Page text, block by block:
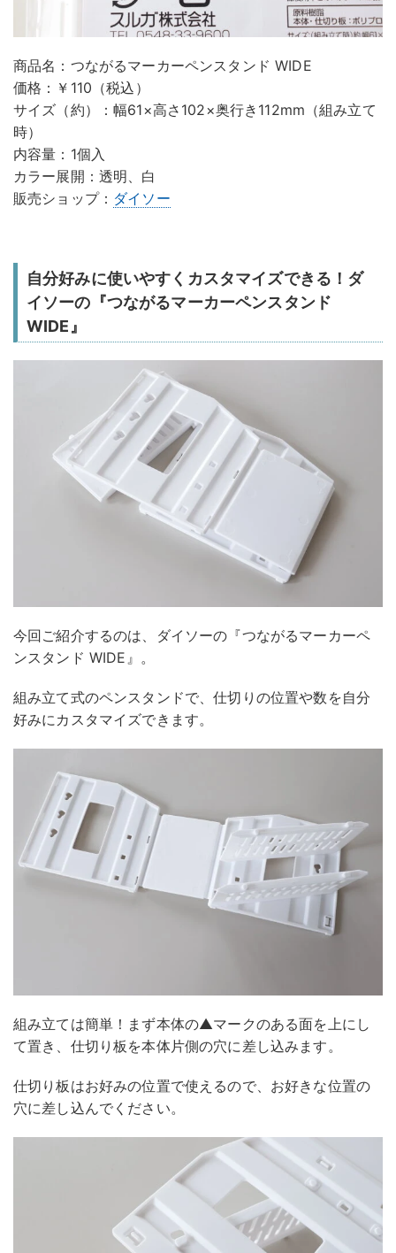
商品名：つながるマーカーペンスタンド WIDE
価格：￥110（税込）
サイズ（約）：幅61×高さ102×奥行き112mm（組み立て
時）
内容量：1個入
カラー展開：透明、白
販売ショップ： ダイソー
自分好みに使いやすくカスタマイズできる！ダ
イソーの『つながるマーカーペンスタンド
WIDE』
今回ご紹介するのは、ダイソーの『つながるマーカーペ
ンスタンド WIDE』。
組み立て式のペンスタンドで、仕切りの位置や数を自分
好みにカスタマイズできます。
組み立ては簡単！まず本体の▲マークのある面を上にし
て置き、仕切り板を本体片側の穴に差し込みます。
仕切り板はお好みの位置で使えるので、お好きな位置の
穴に差し込んでください。